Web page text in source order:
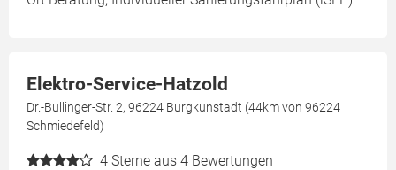
Elektro-Service-Hatzold
Dr.-Bullinger-Str. 2, 96224 Burgkunstadt (44km von 96224
Schmiedefeld)
4 Sterne aus 4 Bewertungen